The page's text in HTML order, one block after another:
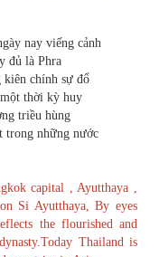
nay viếng cảnh
đủ là Phra
kiên chính sự đổ
một thời kỳ huy
triều hùng
trong những nước
capital , Ayutthaya ,
Si Ayutthaya, By eyes
the flourished and
Thailand is